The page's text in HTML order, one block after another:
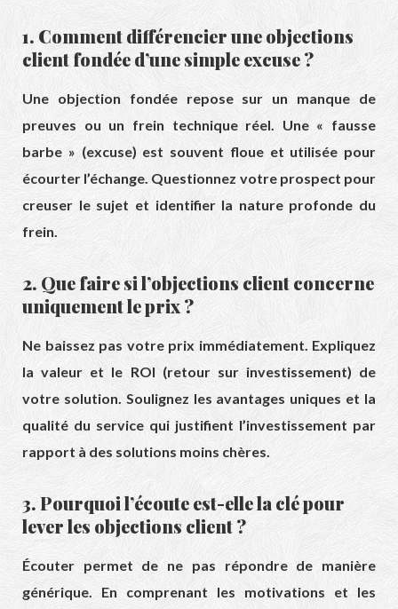
1. Comment différencier une objections
client fondée d’une simple excuse ?
Une objection fondée repose sur un manque de
preuves ou un frein technique réel. Une « fausse
barbe » (excuse) est souvent floue et utilisée pour
écourter l’échange. Questionnez votre prospect pour
creuser le sujet et identifier la nature profonde du
frein.
2. Que faire si l’objections client concerne
uniquement le prix ?
Ne baissez pas votre prix immédiatement. Expliquez
la valeur et le ROI (retour sur investissement) de
votre solution. Soulignez les avantages uniques et la
qualité du service qui justifient l’investissement par
rapport à des solutions moins chères.
3. Pourquoi l’écoute est-elle la clé pour
lever les objections client ?
Écouter permet de ne pas répondre de manière
générique. En comprenant les motivations et les